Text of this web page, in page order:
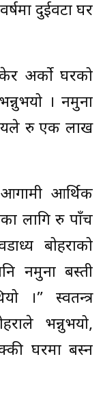
दुईवटा घर
अर्को घरको
। नमुना
रु एक लाख
आर्थिक
लागि रु पाँच
बोहराको
नमुना बस्ती
।” स्वतन्त्र
भन्नुभयो,
घरमा बस्न